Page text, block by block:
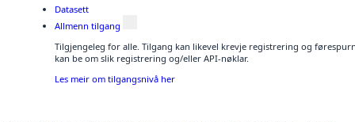
Datasett
Allmenn tilgang
Tilgjengeleg for alle. Tilgang kan likevel krevje registrering og
kan be om slik registrering og/eller API-nøklar.
Les meir om tilgangsnivå her